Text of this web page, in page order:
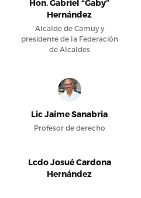
Hon. Gabriel “Gaby”
Hernández
Alcalde de Camuy y
presidente de la Federación
de Alcaldes
Lic Jaime Sanabria
Profesor de derecho
Lcdo Josué Cardona
Hernández